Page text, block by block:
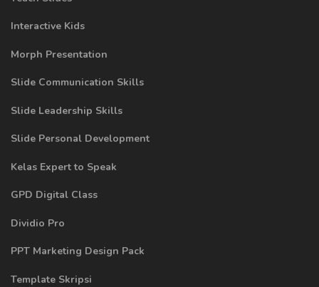
Interactive Kids
Morph Presentation
Slide Communication Skills
Slide Leadership Skills
Slide Personal Development
Kelas Expert to Speak
GPD Digital Class
Dividio Pro
PPT Marketing Design Pack
Template Skripsi